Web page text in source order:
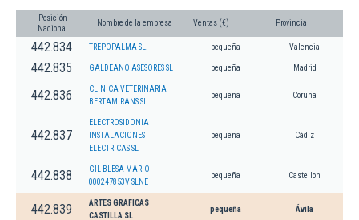
Posición
Nacional
Nombre de la empresa Ventas (€) Provincia
442.834 TREPOPALMA SL. pequeña Valencia
442.835 GALDEANO ASESORES SL pequeña Madrid
442.836
CLINICA VETERINARIA
BERTAMIRANS SL
pequeña Coruña
442.837
ELECTROSIDONIA
INSTALACIONES
ELECTRICAS SL
pequeña Cádiz
442.838
GIL BLESA MARIO
000247853V SLNE
pequeña Castellon
442.839
ARTES GRAFICAS
CASTILLA SL
pequeña Ávila